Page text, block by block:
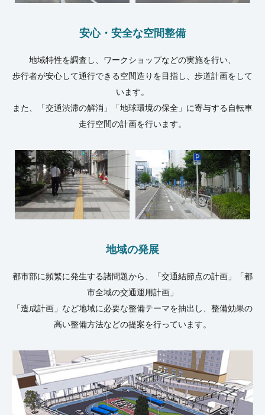
安心・安全な空間整備
地域特性を調査し、ワークショップなどの実施を行い、
歩行者が安心して通行できる空間造りを目指し、歩道計画をして
います。
また、「交通渋滞の解消」「地球環境の保全」に寄与する自転車
走行空間の計画を行います。
地域の発展
都市部に頻繁に発生する諸問題から、「交通結節点の計画」「都
市全域の交通運用計画」
「造成計画」など地域に必要な整備テーマを抽出し、整備効果の
高い整備方法などの提案を行っています。